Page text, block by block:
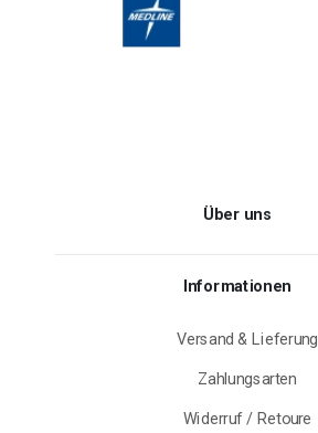
Über uns
Informationen
Versand & Lieferung
Zahlungsarten
Widerruf / Retoure